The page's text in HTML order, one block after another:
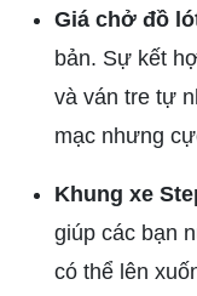
Giá chở đồ
bản. Sự kết
và ván tre tự
mạc nhưng
Khung xe
giúp các bạn
có thể lên